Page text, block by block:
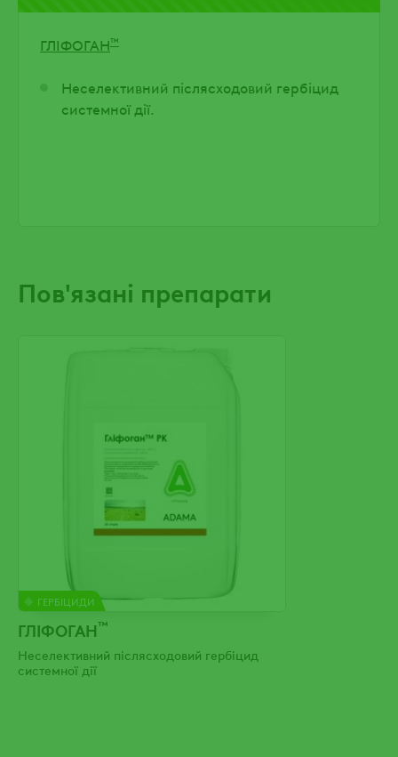
ГЛІФОГАН™
Неселективний післясходовий гербіцид
системної дії.
Пов'язані препарати
ГЕРБІЦИДИ
ГЛІФОГАН™
Неселективний післясходовий гербіцид
системної дії